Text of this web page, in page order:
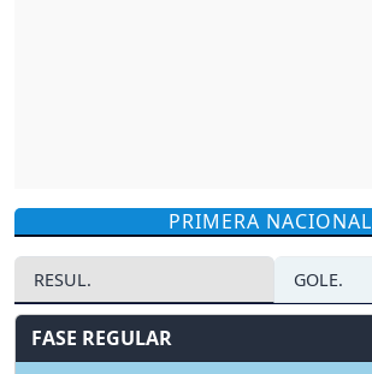
PRIMERA NACIONAL
RESUL. GOLE.
FASE REGULAR